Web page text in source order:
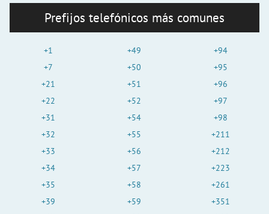
Prefijos telefónicos más comunes
+1
+7
+21
+22
+31
+32
+33
+34
+35
+39
+49
+50
+51
+52
+54
+55
+56
+57
+58
+59
+94
+95
+96
+97
+98
+211
+212
+223
+261
+351